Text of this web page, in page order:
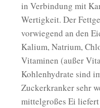
in Verbindung mit
Wertigkeit. Der
vorwiegend an den
Kalium, Natrium,
Vitaminen (außer
Kohlenhydrate sind
Zuckerkranker sehr
mittelgroßes Ei